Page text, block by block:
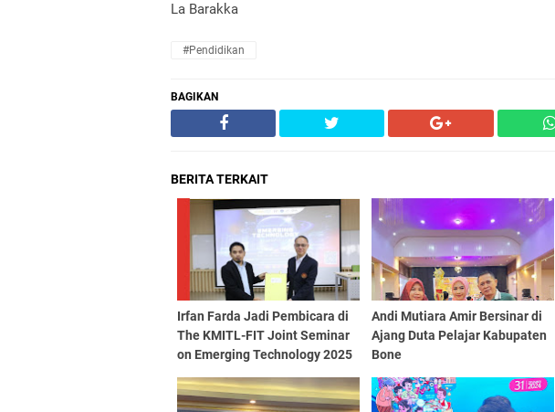
La Barakka
#Pendidikan
BAGIKAN
BERITA TERKAIT
Irfan Farda Jadi Pembicara di
The KMITL-FIT Joint Seminar
on Emerging Technology 2025
Andi Mutiara Amir Bersinar di
Ajang Duta Pelajar Kabupaten
Bone